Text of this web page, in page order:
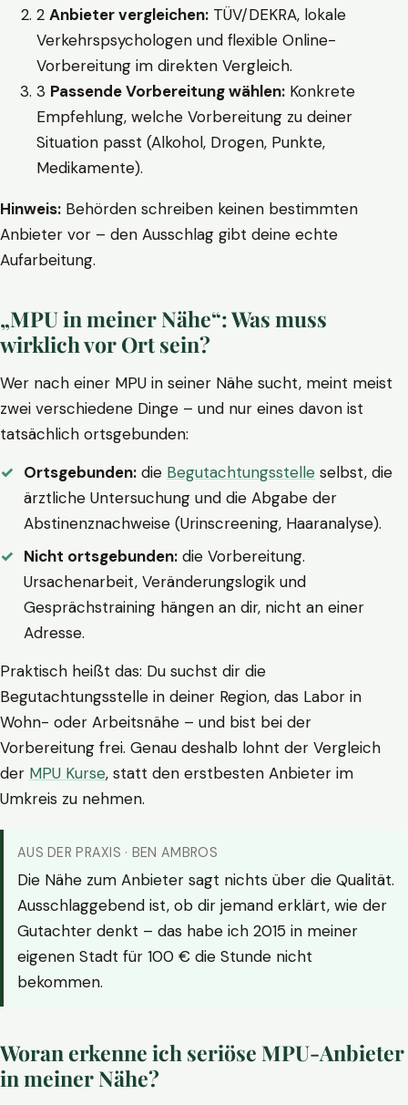
2 Anbieter vergleichen: TÜV/DEKRA, lokale
Verkehrspsychologen und flexible Online-
Vorbereitung im direkten Vergleich.
3 Passende Vorbereitung wählen: Konkrete
Empfehlung, welche Vorbereitung zu deiner
Situation passt (Alkohol, Drogen, Punkte,
Medikamente).
Hinweis: Behörden schreiben keinen bestimmten
Anbieter vor – den Ausschlag gibt deine echte
Aufarbeitung.
„MPU in meiner Nähe“: Was muss
wirklich vor Ort sein?
Wer nach einer MPU in seiner Nähe sucht, meint meist
zwei verschiedene Dinge – und nur eines davon ist
tatsächlich ortsgebunden:
Ortsgebunden: die Begutachtungsstelle selbst, die
ärztliche Untersuchung und die Abgabe der
Abstinenznachweise (Urinscreening, Haaranalyse).
Nicht ortsgebunden: die Vorbereitung.
Ursachenarbeit, Veränderungslogik und
Gesprächstraining hängen an dir, nicht an einer
Adresse.
Praktisch heißt das: Du suchst dir die
Begutachtungsstelle in deiner Region, das Labor in
Wohn- oder Arbeitsnähe – und bist bei der
Vorbereitung frei. Genau deshalb lohnt der Vergleich
der MPU Kurse, statt den erstbesten Anbieter im
Umkreis zu nehmen.
AUS DER PRAXIS · BEN AMBROS
Die Nähe zum Anbieter sagt nichts über die Qualität.
Ausschlaggebend ist, ob dir jemand erklärt, wie der
Gutachter denkt – das habe ich 2015 in meiner
eigenen Stadt für 100 € die Stunde nicht
bekommen.
Woran erkenne ich seriöse MPU-Anbieter
in meiner Nähe?